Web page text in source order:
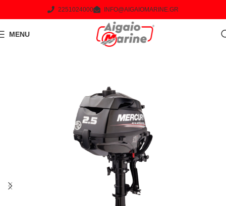
2251024000 INFO@AIGAIOMARINE.GR
MENU